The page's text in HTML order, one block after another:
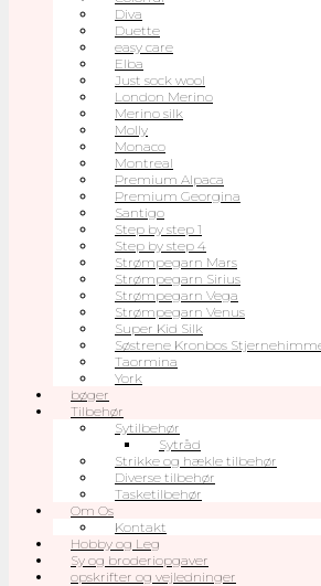
Diva
Duette
easy care
Elba
Just sock wool
London Merino
Merino silk
Molly
Monaco
Montreal
Premium Alpaca
Premium Georgina
Santigo
Step by step 1
Step by step 4
Strømpegarn Mars
Strømpegarn Sirius
Strømpegarn Vega
Strømpegarn Venus
Super Kid Silk
Søstrene Kronbos
Taormina
York
bøger
Tilbehør
Sytilbehør
Sytråd
Strikke og hækle tilbehør
Diverse tilbehør
Tasketilbehør
Om Os
Kontakt
Hobby og Leg
Sy og broderiopgaver
opskrifter og vejledninger